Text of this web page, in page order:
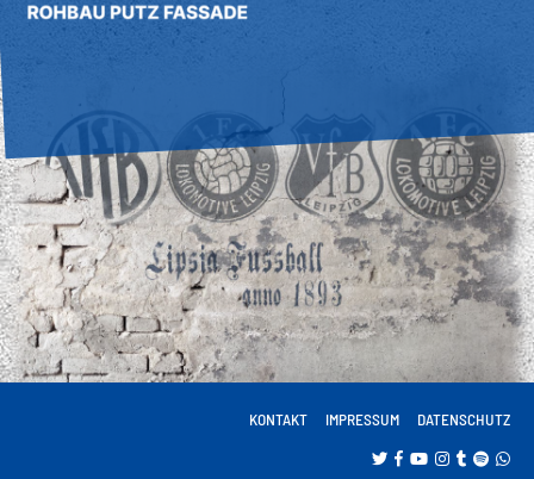
KONTAKT IMPRESSUM DATENSCHUTZ